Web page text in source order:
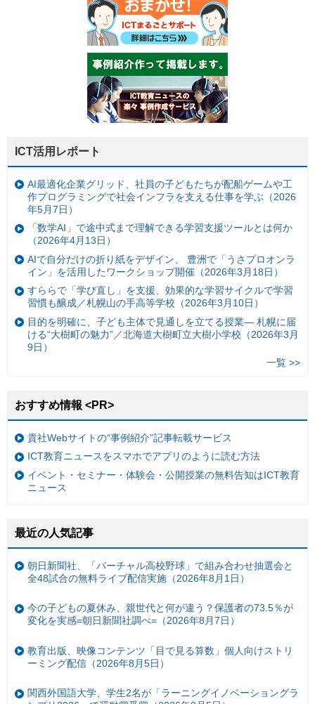
ICT活用レポート
AI最適化企業グリッド、社員の子どもたちが配船ゲームや工
作プログラミングで社会インフラを支える仕事を学ぶ（2026
年5月7日）
「数学AI」で途中式まで理解できる学習支援ツールとは何か
（2026年4月13日）
AIで自分だけの折り紙をデザイン、 豊洲で「うさプロオンラ
イン」を活用したワークショップ開催（2026年3月18日）
すららで「学び直し」を支援、効果的な学習サイクルで学習
習慣も醸成／札幌山の手高等学校（2026年3月10日）
目的を明確に、子ども主体で見通しを立てる授業— 札幌に届
ける“大樹町の魅力”／北海道大樹町立大樹小学校（2026年3月
9日）
一覧 >>
おすすめ情報 <PR>
貴社Webサイトの“事例紹介”記事転載サービス
ICT教育ニュースをスマホでアプリのように読む方法
イベント・セミナー・体験会・公開授業の無料告知はICT教育
ニュース
最近の人気記事
朝日新聞社、「バーチャル高校野球」で組み合わせ抽選会と
全48試合の無料ライブ配信実施（2026年8月1日）
今の子どもの夏休み、親世代と何が違う？保護者の73.5％が
変化を実感=朝日新聞社調べ=（2026年8月7日）
教育出版、映像コンテンツ「目で見る算数」個人向けストリ
ーミング配信（2026年8月5日）
関西外国語大学、学生2名が「ラーニングイノベーショングラ